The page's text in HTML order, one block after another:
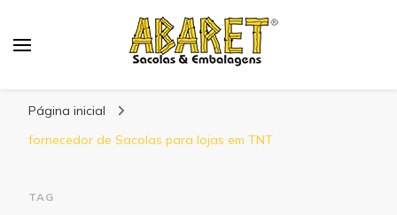
Página inicial
fornecedor de Sacolas para lojas em TNT
TAG